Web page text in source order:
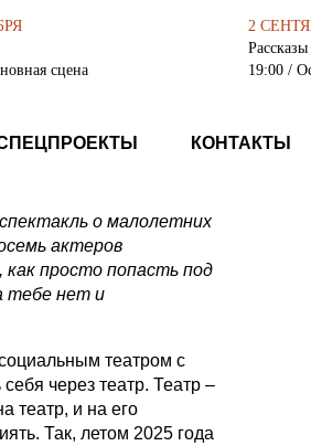
сцена
2
19:00 /
КОНТАКТЫ
о малолетних
актеров
просто попасть под
тебе нет и
театром с
через театр. Театр –
театр, и на его
Так, летом 2025 года